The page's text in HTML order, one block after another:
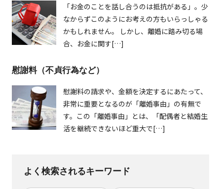
「お金のことを話し合うのは抵抗がある」。少
なからずこのようにお考えの方もいらっしゃる
かもしれません。 しかし、離婚に踏み切る場
合、お金に関す[…]
慰謝料（不貞行為など）
慰謝料の請求や、金額を決定するにあたって、
非常に重要となるのが「離婚事由」の有無で
す。この「離婚事由」とは、「配偶者と結婚生
活を継続できないほど重大で[…]
よく検索されるキーワード